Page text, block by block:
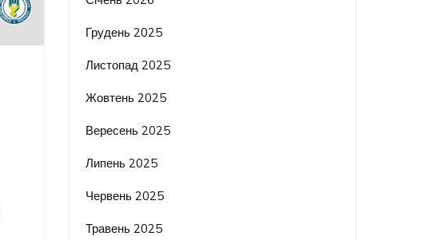
Грудень 2025
Листопад 2025
Жовтень 2025
Вересень 2025
Липень 2025
Червень 2025
Травень 2025